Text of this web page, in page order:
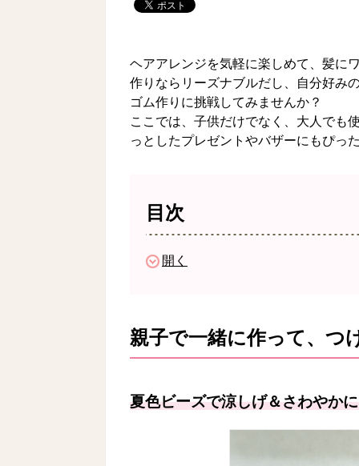
ヘアアレンジを気軽に楽しめて、髪に
作りならリーズナブルだし、自分好み
ゴム作りに挑戦してみませんか？
ここでは、子供だけでなく、大人でも
っとしたプレゼントやバザーにもぴっ
目次
開く
親子で一緒に作って、つ
夏色ビーズで涼しげ＆さわやか